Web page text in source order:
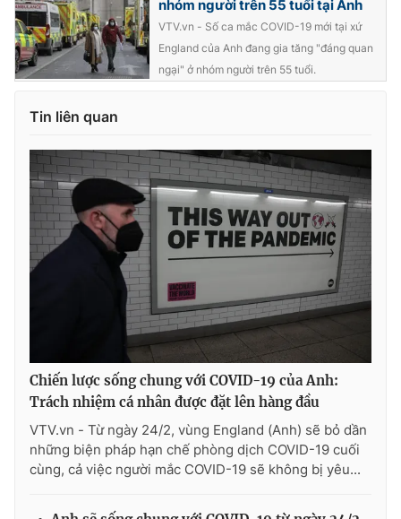
nhóm người trên 55 tuổi tại Anh
VTV.vn - Số ca mắc COVID-19 mới tại xứ
England của Anh đang gia tăng "đáng quan
ngại" ở nhóm người trên 55 tuổi.
Tin liên quan
Chiến lược sống chung với COVID-19 của Anh:
Trách nhiệm cá nhân được đặt lên hàng đầu
VTV.vn - Từ ngày 24/2, vùng England (Anh) sẽ bỏ dần
những biện pháp hạn chế phòng dịch COVID-19 cuối
cùng, cả việc người mắc COVID-19 sẽ không bị yêu...